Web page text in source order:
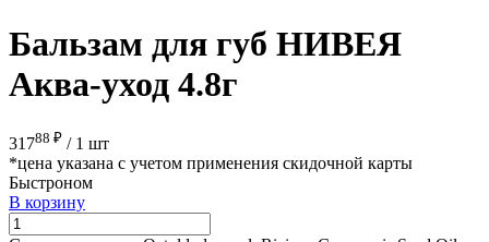
Бальзам для губ НИВЕЯ
Аква-уход 4.8г
31788 ₽ / 1 шт
*цена указана с учетом применения скидочной карты
Быстроном
В корзину